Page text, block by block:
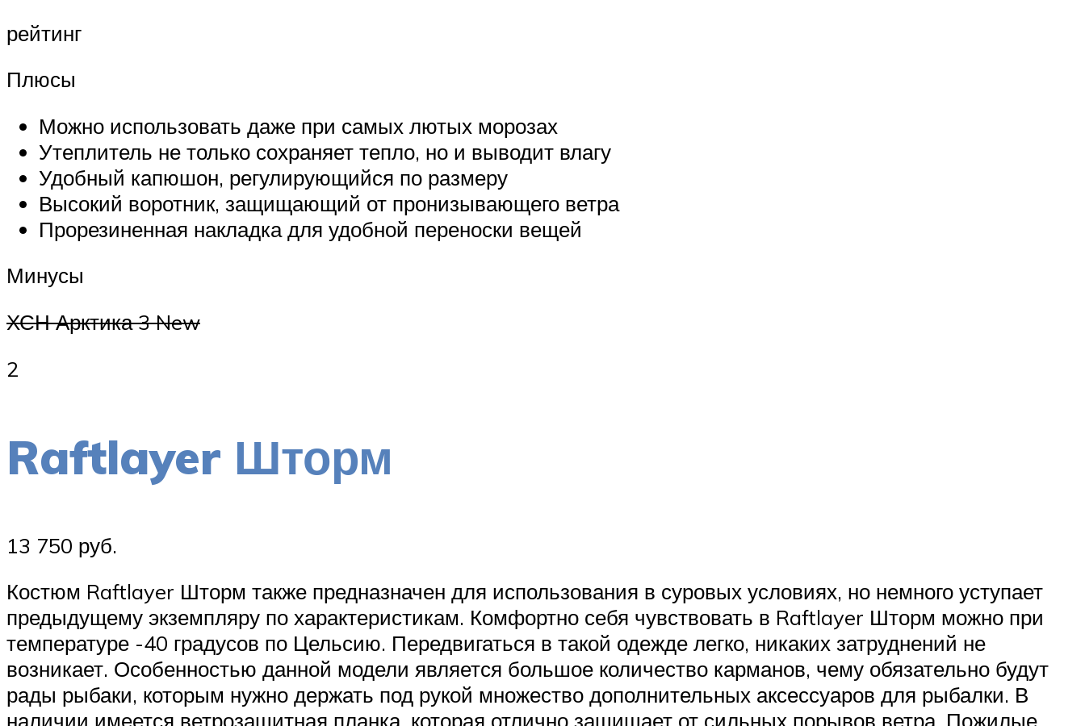
рейтинг
Плюсы
Можно использовать даже при самых лютых морозах
Утеплитель не только сохраняет тепло, но и выводит влагу
Удобный капюшон, регулирующийся по размеру
Высокий воротник, защищающий от пронизывающего ветра
Прорезиненная накладка для удобной переноски вещей
Минусы
ХСН Арктика 3 New
2
Raftlayer Шторм
13 750 руб.
Костюм Raftlayer Шторм также предназначен для использования в суровых условиях, но немного уступает
предыдущему экземпляру по характеристикам. Комфортно себя чувствовать в Raftlayer Шторм можно при
температуре -40 градусов по Цельсию. Передвигаться в такой одежде легко, никаких затруднений не
возникает. Особенностью данной модели является большое количество карманов, чему обязательно будут
рады рыбаки, которым нужно держать под рукой множество дополнительных аксессуаров для рыбалки. В
наличии имеется ветрозащитная планка, которая отлично защищает от сильных порывов ветра. Пожилые